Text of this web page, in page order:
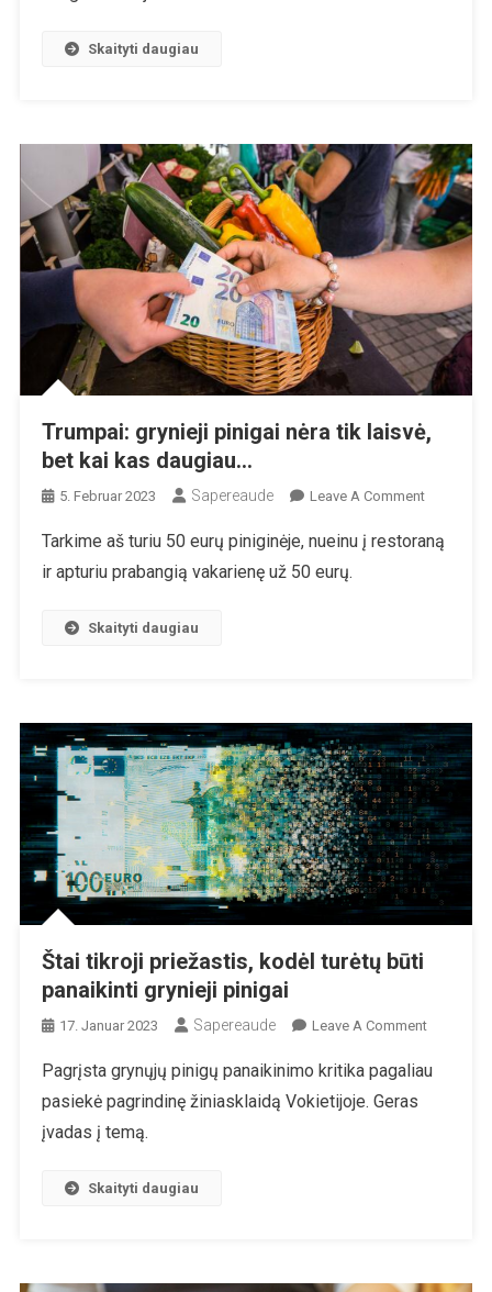
Skaityti daugiau
Trumpai: grynieji pinigai nėra tik laisvė,
bet kai kas daugiau…
5. Februar 2023 Sapereaude Leave A CommentOn
Grynieji
Kas
Daugiau…
Tarkime aš turiu 50 eurų piniginėje, nueinu į restoraną
ir apturiu prabangią vakarienę už 50 eurų.
Skaityti daugiau
Štai tikroji priežastis, kodėl turėtų būti
panaikinti grynieji pinigai
17. Januar 2023 Sapereaude Leave A CommentOn
Tikroji
Pagrįsta grynųjų pinigų panaikinimo kritika pagaliau
pasiekė pagrindinę žiniasklaidą Vokietijoje. Geras
įvadas į temą.
Skaityti daugiau